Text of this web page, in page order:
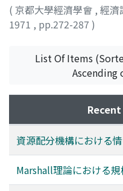
( 京都大學經濟學會 , 經濟
1971 , pp.272-287 )
List Of Items
Ascending
資源配分機構における
Marshall理論における